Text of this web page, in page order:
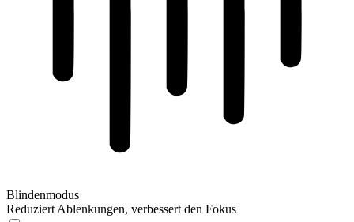
Blindenmodus
Reduziert Ablenkungen, verbessert den Fokus